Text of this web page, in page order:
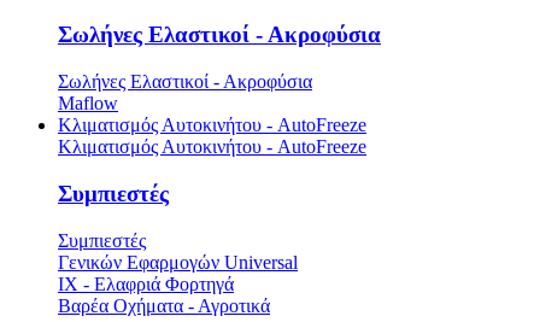
Σωλήνες Ελαστικοί - Ακροφύσια
Σωλήνες Ελαστικοί - Ακροφύσια
Maflow
Κλιματισμός Αυτοκινήτου - AutoFreeze
Κλιματισμός Αυτοκινήτου - AutoFreeze
Συμπιεστές
Συμπιεστές
Γενικών Εφαρμογών Universal
ΙΧ - Ελαφριά Φορτηγά
Βαρέα Οχήματα - Αγροτικά